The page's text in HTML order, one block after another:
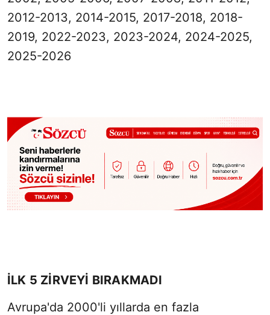
2012-2013, 2014-2015, 2017-2018, 2018-
2019, 2022-2023, 2023-2024, 2024-2025,
2025-2026
İLK 5 ZİRVEYİ BIRAKMADI
Avrupa'da 2000'li yıllarda en fazla